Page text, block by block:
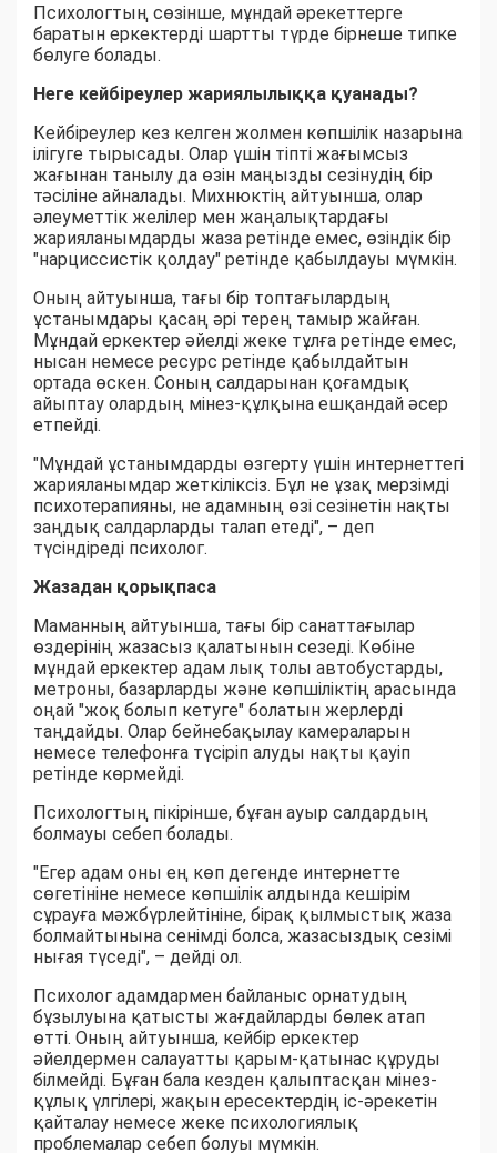
Психологтың сөзінше, мұндай әрекеттерге
баратын еркектерді шартты түрде бірнеше типке
бөлуге болады.
Неге кейбіреулер жариялылыққа қуанады?
Кейбіреулер кез келген жолмен көпшілік назарына
ілігуге тырысады. Олар үшін тіпті жағымсыз
жағынан танылу да өзін маңызды сезінудің бір
тәсіліне айналады. Михнюктің айтуынша, олар
әлеуметтік желілер мен жаңалықтардағы
жарияланымдарды жаза ретінде емес, өзіндік бір
"нарциссистік қолдау" ретінде қабылдауы мүмкін.
Оның айтуынша, тағы бір топтағылардың
ұстанымдары қасаң әрі терең тамыр жайған.
Мұндай еркектер әйелді жеке тұлға ретінде емес,
нысан немесе ресурс ретінде қабылдайтын
ортада өскен. Соның салдарынан қоғамдық
айыптау олардың мінез-құлқына ешқандай әсер
етпейді.
"Мұндай ұстанымдарды өзгерту үшін интернеттегі
жарияланымдар жеткіліксіз. Бұл не ұзақ мерзімді
психотерапияны, не адамның өзі сезінетін нақты
заңдық салдарларды талап етеді", – деп
түсіндіреді психолог.
Жазадан қорықпаса
Маманның айтуынша, тағы бір санаттағылар
өздерінің жазасыз қалатынын сезеді. Көбіне
мұндай еркектер адам лық толы автобустарды,
метроны, базарларды және көпшіліктің арасында
оңай "жоқ болып кетуге" болатын жерлерді
таңдайды. Олар бейнебақылау камераларын
немесе телефонға түсіріп алуды нақты қауіп
ретінде көрмейді.
Психологтың пікірінше, бұған ауыр салдардың
болмауы себеп болады.
"Егер адам оны ең көп дегенде интернетте
сөгетініне немесе көпшілік алдында кешірім
сұрауға мәжбүрлейтініне, бірақ қылмыстық жаза
болмайтынына сенімді болса, жазасыздық сезімі
нығая түседі", – дейді ол.
Психолог адамдармен байланыс орнатудың
бұзылуына қатысты жағдайларды бөлек атап
өтті. Оның айтуынша, кейбір еркектер
әйелдермен салауатты қарым-қатынас құруды
білмейді. Бұған бала кезден қалыптасқан мінез-
құлық үлгілері, жақын ересектердің іс-әрекетін
қайталау немесе жеке психологиялық
проблемалар себеп болуы мүмкін.